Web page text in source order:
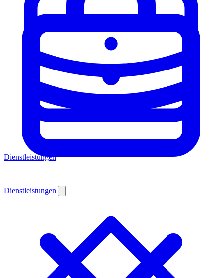
Dienstleistungen
Dienstleistungen